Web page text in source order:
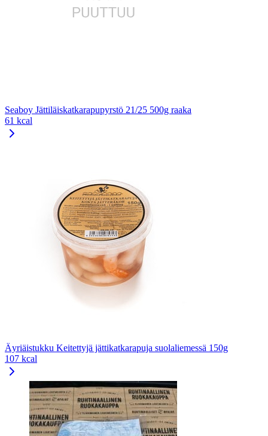
Seaboy Jättiläiskatkarapupyrstö 21/25 500g raaka
61 kcal
Äyriäistukku Keitettyjä jättikatkarapuja suolaliemessä 150g
107 kcal